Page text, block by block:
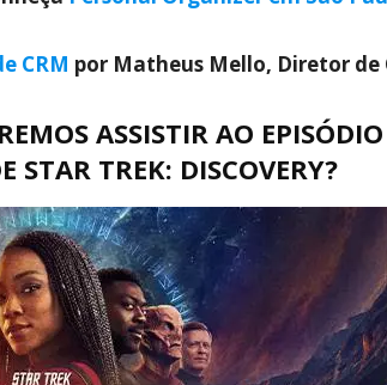
CRM por Matheus Mello, Diretor de
ASSISTIR AO
STAR TREK: DISCOVERY?